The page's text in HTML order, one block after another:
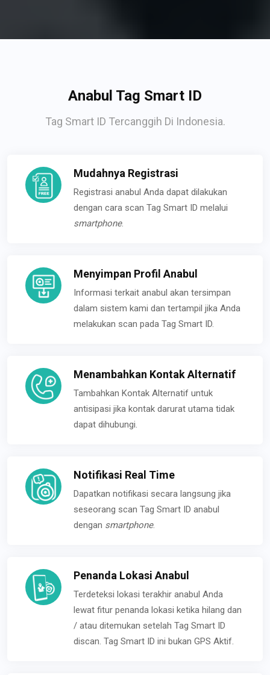
Anabul Tag Smart ID
Tag Smart ID Tercanggih Di Indonesia.
Mudahnya Registrasi
Registrasi anabul Anda dapat dilakukan
dengan cara scan Tag Smart ID melalui
smartphone.
Menyimpan Profil Anabul
Informasi terkait anabul akan tersimpan
dalam sistem kami dan tertampil jika Anda
melakukan scan pada Tag Smart ID.
Menambahkan Kontak Alternatif
Tambahkan Kontak Alternatif untuk
antisipasi jika kontak darurat utama tidak
dapat dihubungi.
Notifikasi Real Time
Dapatkan notifikasi secara langsung jika
seseorang scan Tag Smart ID anabul
dengan smartphone.
Penanda Lokasi Anabul
Terdeteksi lokasi terakhir anabul Anda
lewat fitur penanda lokasi ketika hilang dan
/ atau ditemukan setelah Tag Smart ID
discan. Tag Smart ID ini bukan GPS Aktif.